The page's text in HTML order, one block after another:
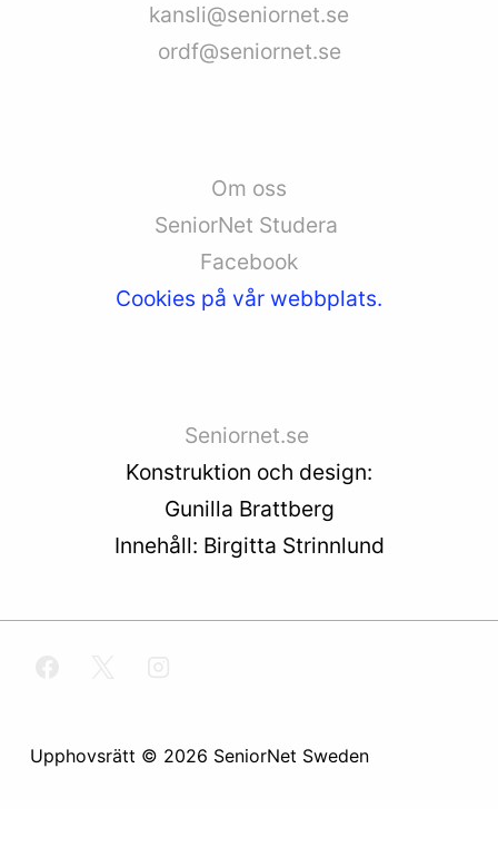
kansli@seniornet.se
ordf@seniornet.se
Om oss
SeniorNet Studera
Facebook
Cookies på vår webbplats.
Seniornet.se
Konstruktion och design:
Gunilla Brattberg
Innehåll: Birgitta Strinnlund
Upphovsrätt © 2026 SeniorNet Sweden